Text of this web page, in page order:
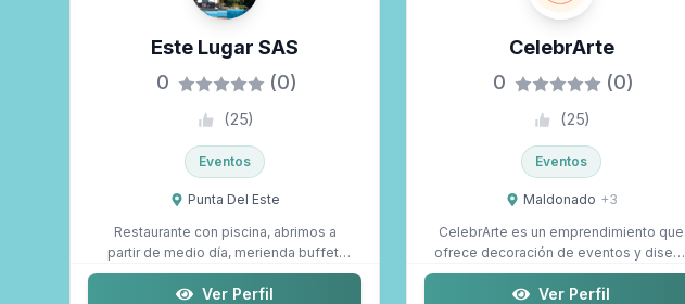
Este Lugar SAS
0
(0)
(25)
Eventos
Punta Del Este
Restaurante con piscina, abrimos a
partir de medio día, merienda buffet,
almuerz...
Ver Perfil
CelebrArte
0
(0)
(25)
Eventos
Maldonado +3
CelebrArte es un emprendimiento que
ofrece decoración de eventos y diseño
digita...
Ver Perfil